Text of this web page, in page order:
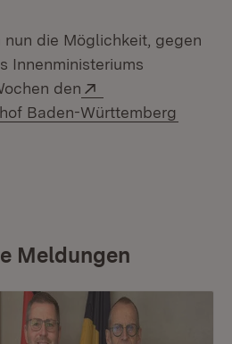
die Möglichkeit, gegen
Innenministeriums
den
Baden-Württemberg
Meldungen